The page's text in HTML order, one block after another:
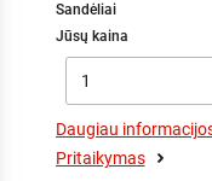
Sandėliai
Jūsų kaina
Daugiau
Pritaikymas